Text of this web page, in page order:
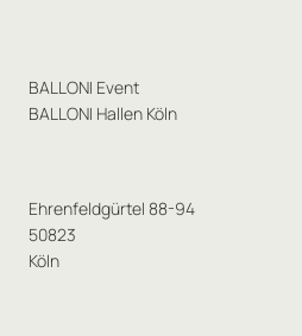
BALLONI Event
BALLONI Hallen Köln
Ehrenfeldgürtel 88-94
50823
Köln